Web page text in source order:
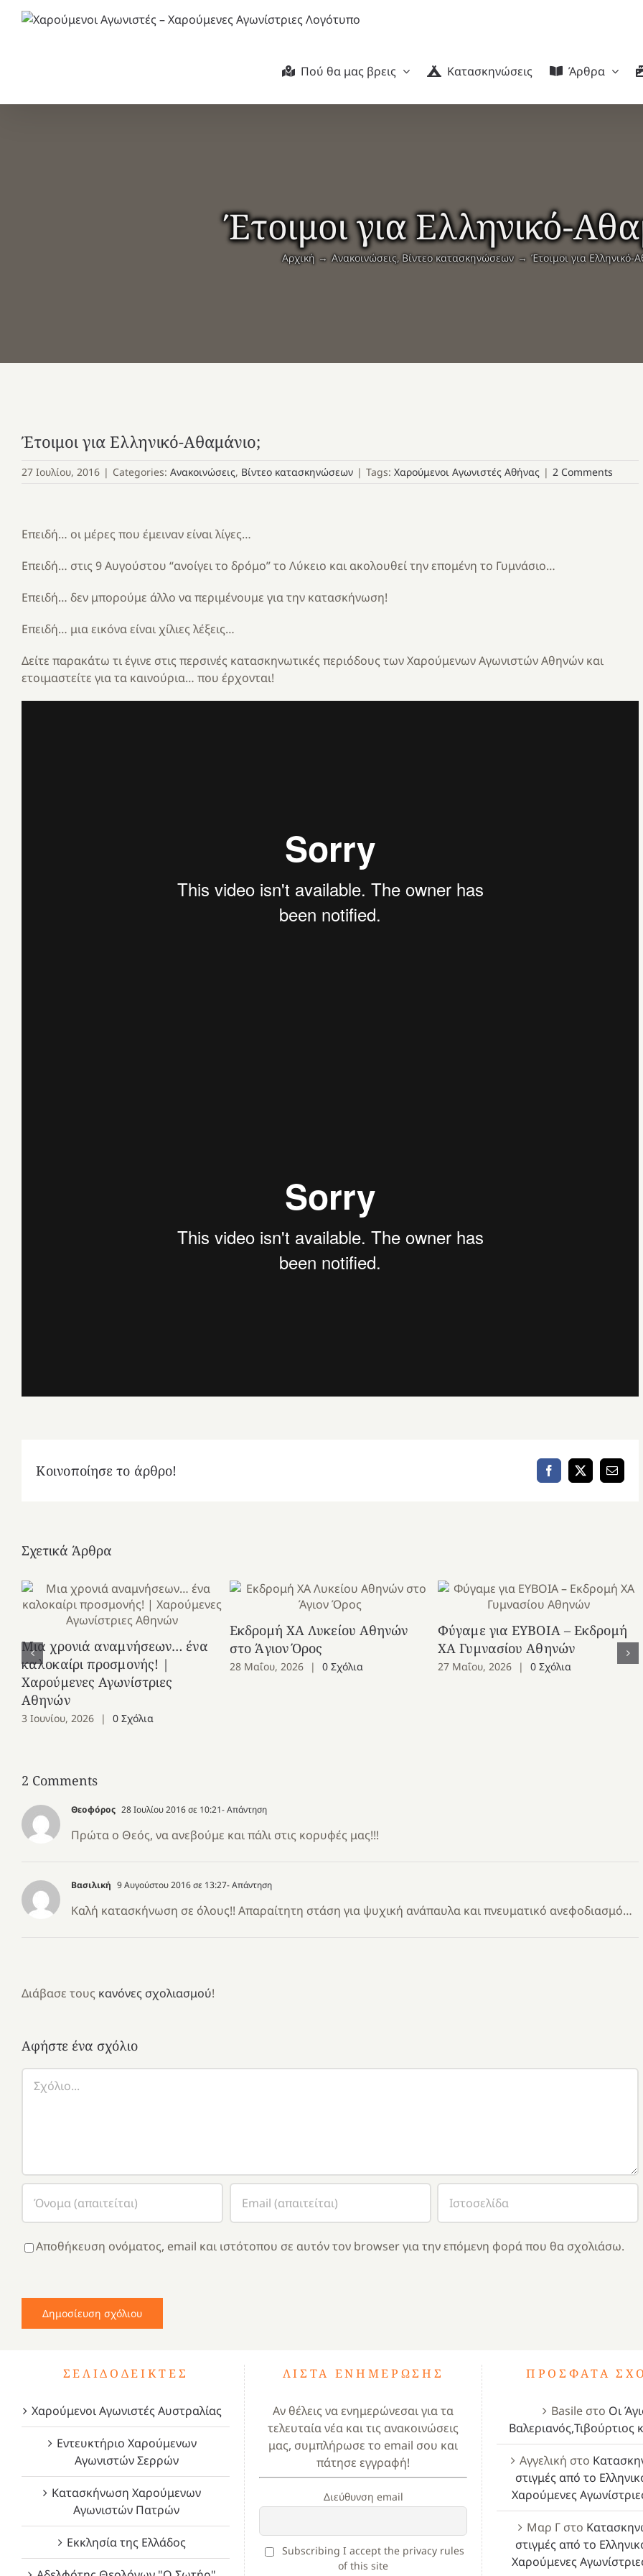
Μετάβαση
Πού θα μας βρεις
Κατασκηνώσεις Άρθρα
Έτοιμοι για Ελληνικό-
Αρχική Ανακοινώσεις Βίντεο κατασκηνώσεων Έτοιμοι για Ελληνικό-
Έτοιμοι για Ελληνικό-Αθαμάνιο;
27 Ιουλίου, 2016 | Categories: Ανακοινώσεις, Βίντεο κατασκηνώσεων | Tags: Χαρούμενοι Αγωνιστές Αθήνας | 2 Comments
Επειδή… οι μέρες που έμειναν είναι λίγες…
Επειδή… στις 9 Αυγούστου “ανοίγει το δρόμο” το Λύκειο και ακολουθεί την επομένη το Γυμνάσιο…
Επειδή… δεν μπορούμε άλλο να περιμένουμε για την κατασκήνωση!
Επειδή… μια εικόνα είναι χίλιες λέξεις…
Δείτε παρακάτω τι έγινε στις περσινές κατασκηνωτικές περιόδους των Χαρούμενων Αγωνιστών Αθηνών και
ετοιμαστείτε για τα καινούρια… που έρχονται!
Κοινοποίησε το άρθρο! Facebook
X Email
Σχετικά Άρθρα
Μια χρονιά αναμνήσεων… ένα
καλοκαίρι προσμονής! |
Χαρούμενες Αγωνίστριες
Αθηνών
3 Ιουνίου, 2026 | 0 Σχόλια
Εκδρομή ΧΑ Λυκείου Αθηνών
στο Άγιον Όρος
28 Μαΐου, 2026 | 0 Σχόλια
Φύγαμε για ΕΥΒΟΙΑ – Εκδρομή
ΧΑ Γυμνασίου Αθηνών
27 Μαΐου, 2026 | 0 Σχόλια
2 Comments
Θεοφόρος 28 Ιουλίου 2016 σε 10:21- Απάντηση
Πρώτα ο Θεός, να ανεβούμε και πάλι στις κορυφές μας!!!
Βασιλική 9 Αυγούστου 2016 σε 13:27- Απάντηση
Καλή κατασκήνωση σε όλους!! Απαραίτητη στάση για ψυχική ανάπαυλα και πνευματικό ανεφοδιασμό…
Διάβασε τους κανόνες σχολιασμού!
Αφήστε ένα σχόλιο
Αποθήκευση ονόματος, email και ιστότοπου σε αυτόν τον browser για την επόμενη φορά που θα σχολιάσω.
ΣΕΛΙΔΟΔΕΊΚΤΕΣ
Χαρούμενοι Αγωνιστές Αυστραλίας
Εντευκτήριο Χαρούμενων
Αγωνιστών Σερρών
Κατασκήνωση Χαρούμενων
Αγωνιστών Πατρών
Εκκλησία της Ελλάδος
ΛΊΣΤΑ ΕΝΗΜΈΡΩΣΗΣ
Αν θέλεις να ενημερώνεσαι για τα
τελευταία νέα και τις ανακοινώσεις
μας, συμπλήρωσε το email σου και
πάτησε εγγραφή!
Διεύθυνση email
Subscribing I accept the privacy rules
of this site
ΠΡΌΣΦΑΤΑ
Basileστο Οι
Βαλεριανός,Τιβούρτιος
Αγγελική στο
στιγμές από το
Χαρούμενες
Μαρ Γστο
στιγμές από το
Χαρούμενες